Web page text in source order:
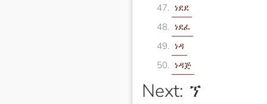
ነደደ
ነደፈ
ነዳ
ነዳጅ
Next: ኘ